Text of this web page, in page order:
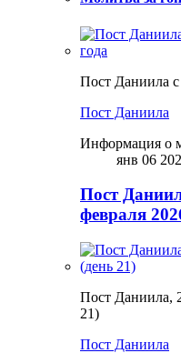
Пост Даниила с
Пост Даниила
Информация о
янв 06
Пост
февраля
Пост Даниила,
21)
Пост Даниила